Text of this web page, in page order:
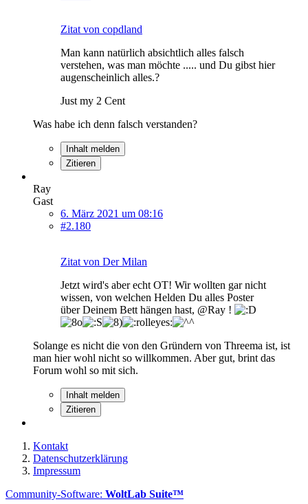
Zitat von copdland
Man kann natürlich absichtlich alles falsch
verstehen, was man möchte ..... und Du gibst hier
augenscheinlich alles.?
Just my 2 Cent
Was habe ich denn falsch verstanden?
Inhalt melden
Zitieren
Ray
Gast
6. März 2021 um 08:16
#2.180
Zitat von Der Milan
Jetzt wird's aber echt OT! Wir wollten gar nicht
wissen, von welchen Helden Du alles Poster
über Deinem Bett hängen hast, @Ray !
Solange es nicht die von den Gründern von Threema ist, ist
man hier wohl nicht so willkommen. Aber gut, brint das
Forum wohl so mit sich.
Inhalt melden
Zitieren
Kontakt
Datenschutzerklärung
Impressum
Community-Software: WoltLab Suite™